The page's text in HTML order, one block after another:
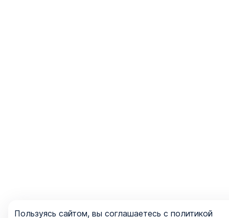
Пользуясь сайтом, вы соглашаетесь с политикой